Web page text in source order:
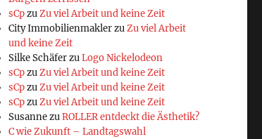
sCpzuZu viel Arbeit und keine Zeit
City ImmobilienmaklerzuZu viel Arbeit
und keine Zeit
Silke SchäferzuLogo Nickelodeon
sCpzuZu viel Arbeit und keine Zeit
sCpzuZu viel Arbeit und keine Zeit
sCpzuZu viel Arbeit und keine Zeit
SusannezuROLLER entdeckt die Ästhetik?
C wie Zukunft – Landtagswahl